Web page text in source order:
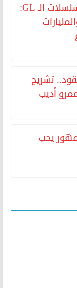
خلف كواليس مسلسلات الـ GL:
تشريح
أديب
يحب